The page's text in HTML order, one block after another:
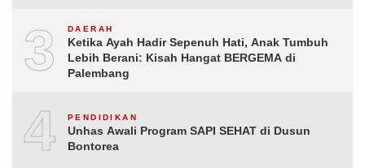
3 DAERAH
Ketika Ayah Hadir Sepenuh Hati, Anak Tumbuh
Lebih Berani: Kisah Hangat BERGEMA di
Palembang
4 PENDIDIKAN
Unhas Awali Program SAPI SEHAT di Dusun
Bontorea